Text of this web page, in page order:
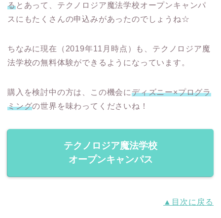
るとあって、テクノロジア魔法学校オープンキャンパ
スにもたくさんの申込みがあったのでしょうね☆
ちなみに現在（2019年11月時点）も、テクノロジア魔
法学校の無料体験ができるようになっています。
購入を検討中の方は、この機会にディズニー×プログラ
ミングの世界を味わってくださいね！
テクノロジア魔法学校
オープンキャンパス
▲目次に戻る